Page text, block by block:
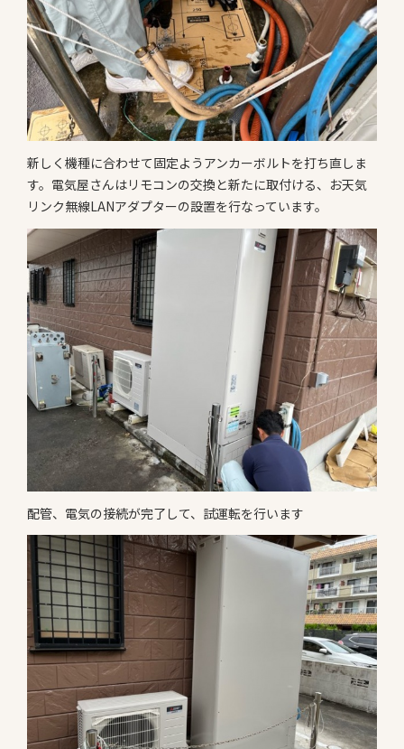
新しく機種に合わせて固定ようアンカーボルトを打ち直しま
す。電気屋さんはリモコンの交換と新たに取付ける、お天気
リンク無線LANアダプターの設置を行なっています。
配管、電気の接続が完了して、試運転を行います